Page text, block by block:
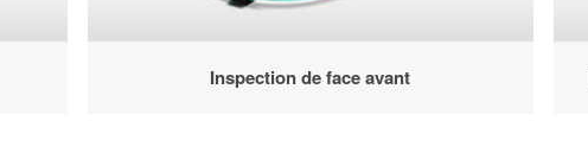
Inspection de face avant